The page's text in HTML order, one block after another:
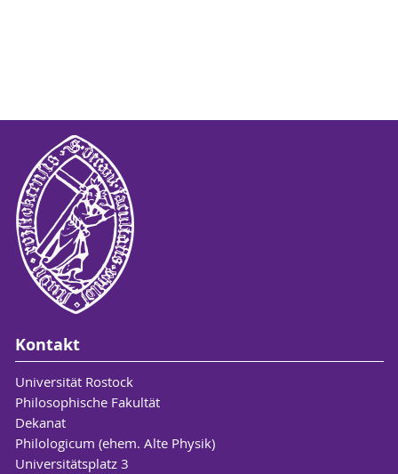
Kontakt
Universität Rostock
Philosophische Fakultät
Dekanat
Philologicum (ehem. Alte Physik)
Universitätsplatz 3